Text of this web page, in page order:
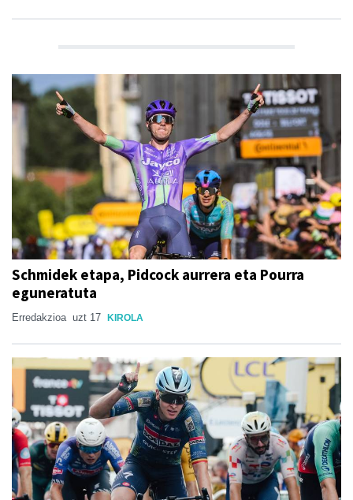
Schmidek etapa, Pidcock aurrera eta Pourra
eguneratuta
Erredakzioa uzt 17 KIROLA